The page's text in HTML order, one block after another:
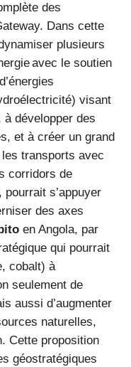
des
Dans cette
plusieurs
avec le soutien
visant
à développer des
et à créer un grand
transports avec
corridors de
s’appuyer
des axes
en Angola, par
qui pourrait
cobalt) à
seulement de
aussi d’augmenter
naturelles,
Cette proposition
géostratégiques